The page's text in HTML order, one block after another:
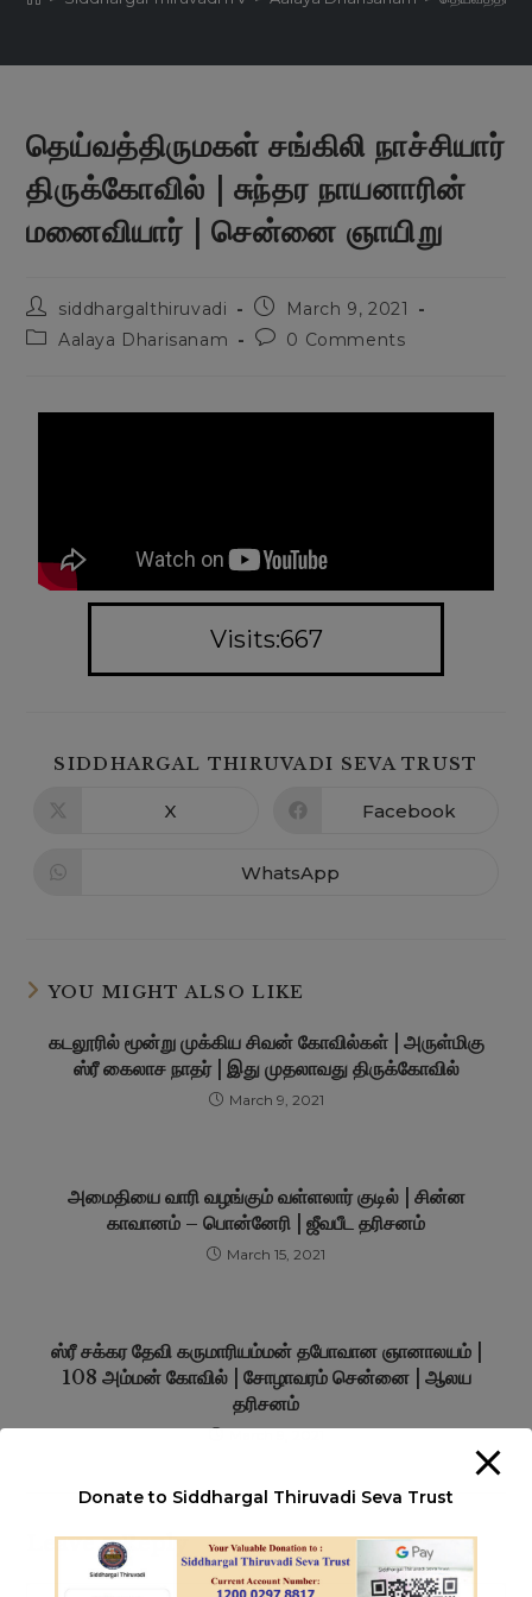
தெய்வத்திருமகள் சங்கிலி நாச்சியார்
திருக்கோவில் | சுந்தர நாயனாரின்
மனைவியார் | சென்னை ஞாயிறு
siddhargalthiruvadi
March 9, 2021
Aalaya Dharisanam
0 Comments
Visits:667
SIDDHARGAL THIRUVADI SEVA TRUST
X Facebook
WhatsApp
YOU MIGHT ALSO LIKE
கடலூரில் மூன்று முக்கிய சிவன் கோவில்கள் | அருள்மிகு
ஸ்ரீ கைலாச நாதர் | இது முதலாவது திருக்கோவில்
March 9, 2021
அமைதியை வாரி வழங்கும் வள்ளலார் குடில் | சின்ன
காவானம் – பொன்னேரி | ஜீவபீட தரிசனம்
March 15, 2021
ஸ்ரீ சக்கர தேவி கருமாரியம்மன் தபோவான ஞானாலயம் |
108 அம்மன் கோவில் | சோழாவரம் சென்னை | ஆலய
தரிசனம்
Leave a Reply
Donate to Siddhargal Thiruvadi Seva Trust